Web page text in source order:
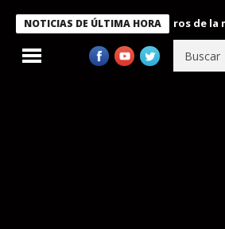
NOTICIAS DE ÚLTIMA HORA
condecora a miembros de la